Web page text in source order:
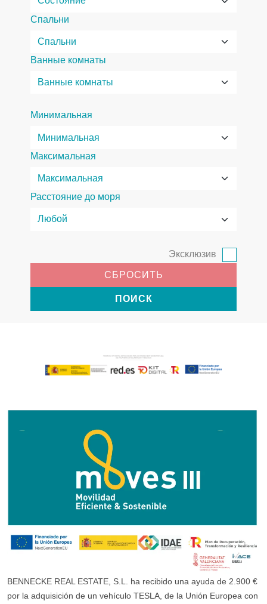
Спальни
Ванные комнаты
Минимальная
Максимальная
Расстояние до моря
Эксклюзив
СБРОСИТЬ
ПОИСК
BENNECKE REAL ESTATE, S.L. ha recibido una ayuda de 2.900 €
por la adquisición de un vehículo TESLA, de la Unión Europea con